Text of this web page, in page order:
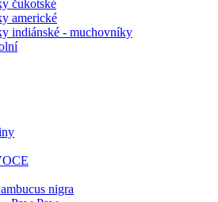
čukotské
americké
indiánské - muchovníky
nigra